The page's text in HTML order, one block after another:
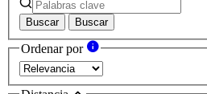
Buscar Buscar
Ordenar por